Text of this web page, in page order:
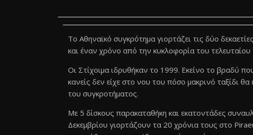
Το Αθηναϊκό συγκρότημα γιορτάζει τις δύο
και έναν χρόνο από την κυκλοφορία του
Οι Στίχοιμα ιδρυθήκαν το 1999. Εκείνο το βραδύ
κανείς δεν είχε στο νου του πόσο μακρινό ταξίδι
του συγκροτήματος.
Με 5 δίσκους παρακαταθήκη και εκατοντάδες
Δεκεμβρίου γιορτάζουν τα 20 χρόνια τους στο